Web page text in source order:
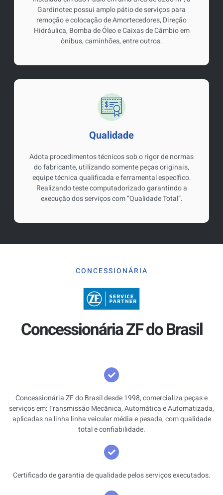
Gardinotec possui amplo pátio de serviços para
remoção e colocação de Amortecedores, Direção
Hidráulica, Bomba de Óleo e Caixas de Câmbio em
ônibus, caminhões, entre outros.
Qualidade
Adota procedimentos técnicos sob o rigor de normas
do fabricante, utilizando somente peças originais,
equipe técnica qualificada e ferramental específico.
Realizando teste computadorizado garantindo a
execução dos serviços com “Qualidade Total”.
CONCESSIONÁRIA
Concessionária ZF do Brasil
Concessionária ZF do Brasil desde 1998, comercializa peças e
serviços em: Transmissão Mecânica, Automática e Automatizada,
aplicadas na linha linha veicular média e pesada, com qualidade
total e confiabilidade.
Certificado de garantia de qualidade pelos serviços executados.